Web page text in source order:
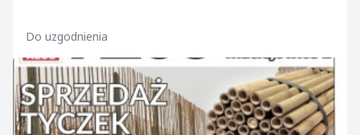
Do uzgodnienia